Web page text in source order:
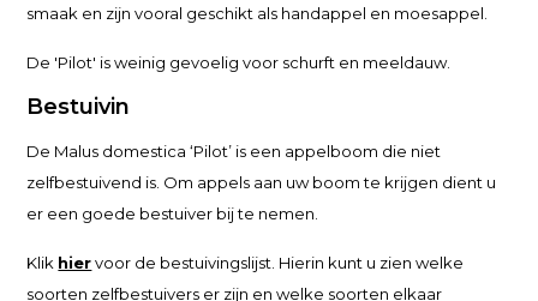
smaak en zijn vooral geschikt als handappel en moesappel.
De 'Pilot' is weinig gevoelig voor schurft en meeldauw.
Bestuivin
De Malus domestica ‘Pilot’ is een appelboom die niet
zelfbestuivend is. Om appels aan uw boom te krijgen dient u
er een goede bestuiver bij te nemen.
Klik hiervoor de bestuivingslijst. Hierin kunt u zien welke
soorten zelfbestuivers er zijn en welke soorten elkaar